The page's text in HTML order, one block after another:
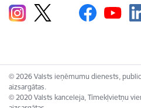
© 2026 Valsts ieņēmumu dienests,
aizsargātas.
© 2020 Valsts kanceleja, Tīmekļvietņu